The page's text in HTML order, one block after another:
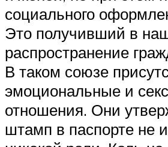
социального
Это получивший в
распространение
В таком союзе
эмоциональные и
отношения. Они
штамп в паспорте не